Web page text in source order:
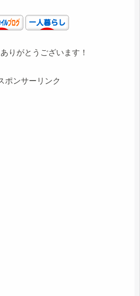
りがとうございます！
ポンサーリンク